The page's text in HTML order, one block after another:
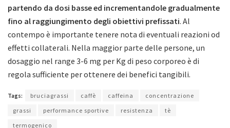
partendo da dosi basse ed incrementandole gradualmente
fino al raggiungimento degli obiettivi prefissati. Al
contempo è importante tenere nota di eventuali reazioni od
effetti collaterali. Nella maggior parte delle persone, un
dosaggio nel range 3-6 mg per Kg di peso corporeo è di
regola sufficiente per ottenere dei benefici tangibili.
Tags: bruciagrassi caffè caffeina
concentrazione
grassi
performance sportive resistenza
tè
termogenico